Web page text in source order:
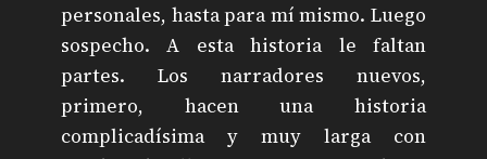
personales, hasta para mí mismo. Luego
sospecho. A esta historia le faltan
partes. Los narradores nuevos,
primero, hacen una historia
complicadísima y muy larga con